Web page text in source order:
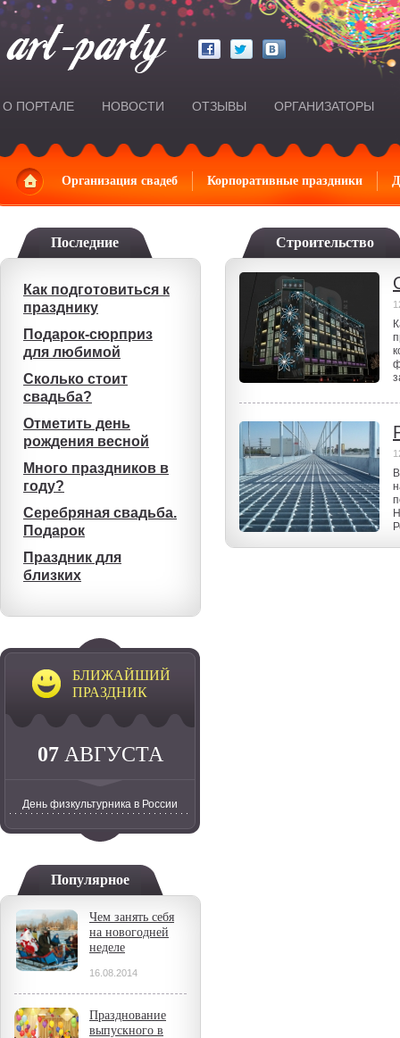
О ПОРТАЛЕ НОВОСТИ ОТЗЫВЫ ОРГАНИЗАТОРЫ
ГлавнаяОрганизация свадеб Корпоративные праздники
Последние
Как подготовиться к
празднику
Подарок-сюрприз
для любимой
Сколько стоит
свадьба?
Отметить день
рождения весной
Много праздников в
году?
Серебряная свадьба.
Подарок
Праздник для
близких
БЛИЖАЙШИЙ
ПРАЗДНИК
07 АВГУСТА
День физкультурника в России
Популярное
Чем занять себя
на новогодней
неделе
16.08.2014
Празднование
выпускного в
Строительство